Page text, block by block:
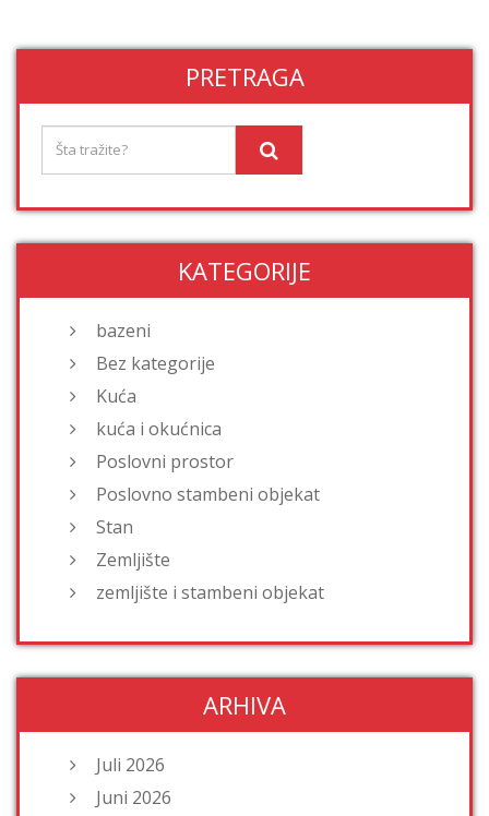
PRETRAGA
KATEGORIJE
bazeni
Bez kategorije
Kuća
kuća i okućnica
Poslovni prostor
Poslovno stambeni objekat
Stan
Zemljište
zemljište i stambeni objekat
ARHIVA
Juli 2026
Juni 2026